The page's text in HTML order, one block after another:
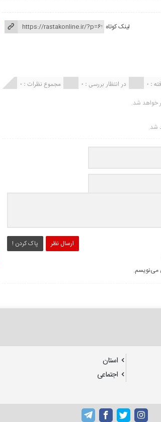
لینک کوتاه
مجموع نظرات : 0 در انتظار بررسی : 0 : ۰
خواهد شد.
شد.
ارسال نظر پاک کردن !
می‌نویسم.
استان
اجتماعی